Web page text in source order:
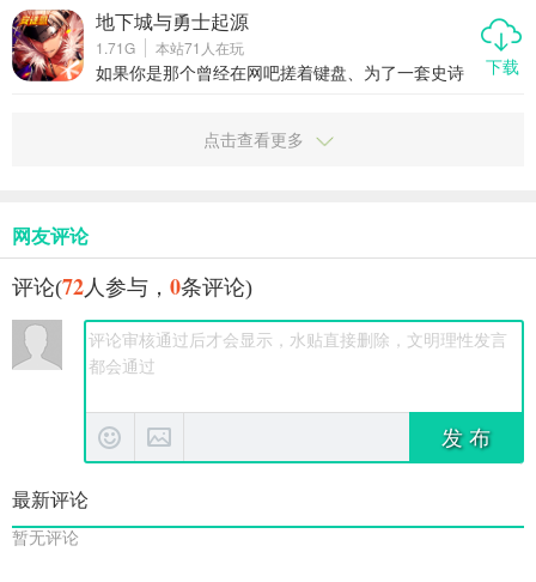
线枪战王者来了，而且是以“云游戏”的方式直接甩开
硬件限制，点开就玩，不占内存，不发烫，低配机
也能畅快刚枪。这不仅仅是一款经典IP的手游延
续，更是一次真正意义上的移动射击革命。它把端
适配问题。想随时随地来一把爆头对决？现在真的
地下城与勇士起源
1.71G 本站71 人在玩
如果你是那个曾经在网吧搓着键盘、为了一套史诗
感，终于原汁原味地搬上了手机——地下城与勇士
起源，不只是情怀复刻，更是一次真正能打的手游
大陆的冒险，真的能打。
下载
点击查看更多
网友评论
评论(72人参与， 0条评论)
发 布
最新评论
暂无评论